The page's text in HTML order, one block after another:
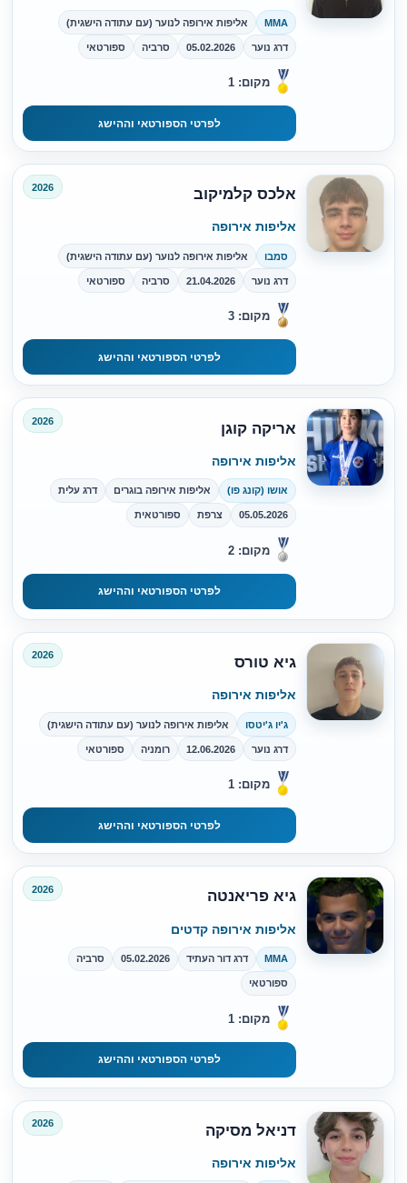
MMA אליפות אירופה לנוער (עם עתודה הישגית)
דרג נוער 05.02.2026 סרביה ספורטאי
מקום: 1
לפרטי הספורטאי וההישג
אלכס קלמיקוב 2026
אליפות אירופה
סמבו אליפות אירופה לנוער (עם עתודה הישגית)
דרג נוער 21.04.2026 סרביה ספורטאי
מקום: 3
לפרטי הספורטאי וההישג
אריקה קוגן 2026
אליפות אירופה
אושו (קונג פו) אליפות אירופה בוגרים דרג עלית
05.05.2026 צרפת ספורטאית
מקום: 2
לפרטי הספורטאי וההישג
גיא טורס 2026
אליפות אירופה
ג'יו ג'יטסו אליפות אירופה לנוער (עם עתודה הישגית)
דרג נוער 12.06.2026 רומניה ספורטאי
מקום: 1
לפרטי הספורטאי וההישג
גיא פריאנטה 2026
אליפות אירופה קדטים
MMA דרג דור העתיד 05.02.2026 סרביה
ספורטאי
מקום: 1
לפרטי הספורטאי וההישג
דניאל מסיקה 2026
אליפות אירופה